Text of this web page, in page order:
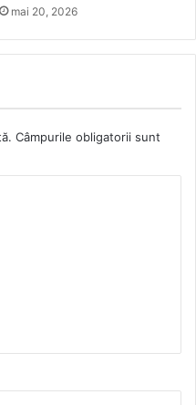
mai 20, 2026
Câmpurile obligatorii sunt